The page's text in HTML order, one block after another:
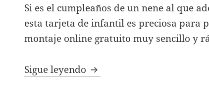
Si es el cumpleaños de un nene al que
esta tarjeta de infantil es preciosa para
montaje online gratuito muy sencillo y
Sigue leyendo Tarjeta infantil de